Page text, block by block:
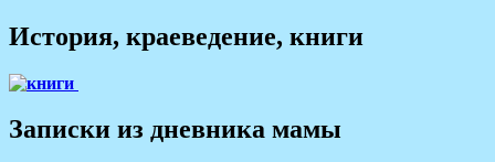
История, краеведение, книги
Записки из дневника мамы